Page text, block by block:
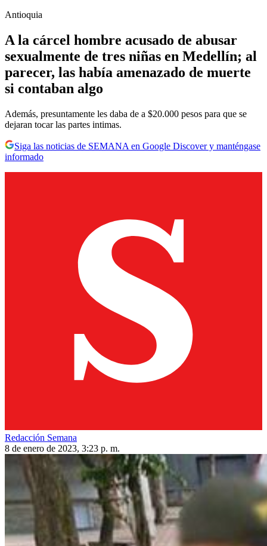
Antioquia
A la cárcel hombre acusado de abusar
sexualmente de tres niñas en Medellín; al
parecer, las había amenazado de muerte
si contaban algo
Además, presuntamente les daba de a $20.000 pesos para que se
dejaran tocar las partes intimas.
Siga las noticias de SEMANA en Google Discover y manténgase
informado
Redacción Semana
8 de enero de 2023, 3:23 p. m.